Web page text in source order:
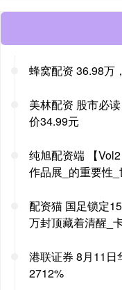
蜂窝配资 36.98万
美林配资 股市必
价34.99元
纯旭配资端 【
作品展_的重要性
配资猫 国足锁定
万封顶藏着清醒_
港联证券 8月11日
2712%